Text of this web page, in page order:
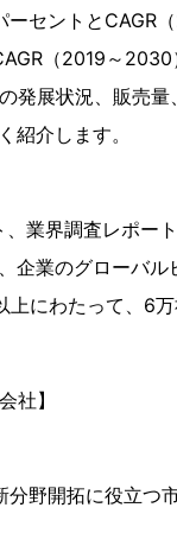
セントとCAGR
（2019～2030
発展状況、販売
紹介します。
業界調査レポー
企業のグローバ
にわたって、6
社】
野開拓に役立つ